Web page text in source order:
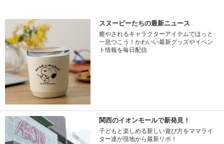
スヌーピーたちの最新ニュース
癒やされるキャラクターアイテムでほっと
一息つこう！かわいい最新グッズやイベン
ト情報を毎日配信
関西のイオンモールで新発見！
子どもと楽しめる新しい遊び方をママライ
ター達が現地から最新リポ！